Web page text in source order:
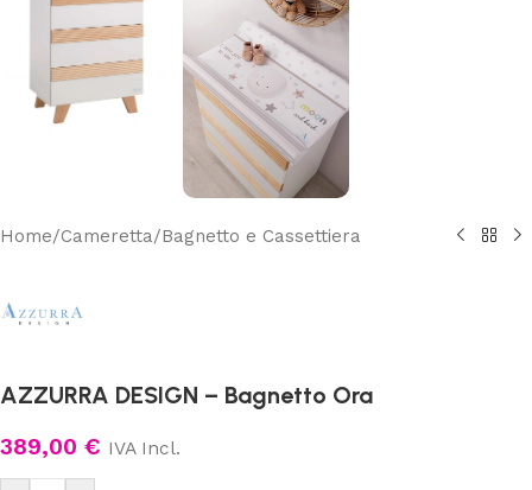
Home/Cameretta/Bagnetto e Cassettiera
AZZURRA DESIGN – Bagnetto Ora
389,00 € IVA Incl.